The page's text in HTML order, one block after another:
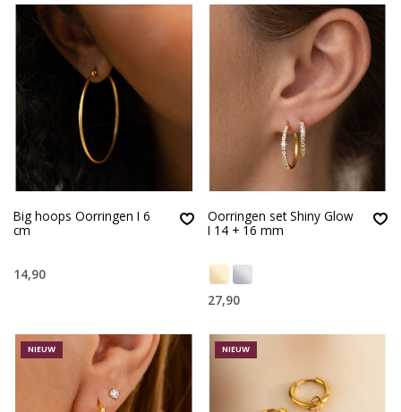
Big hoops Oorringen I 6
cm
14,90
Oorringen set Shiny Glow
I 14 + 16 mm
27,90
NIEUW NIEUW